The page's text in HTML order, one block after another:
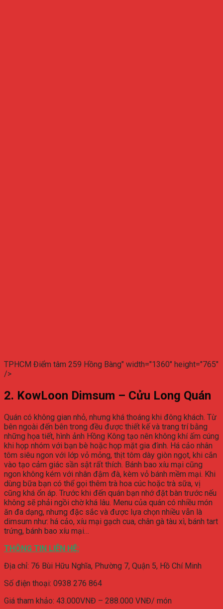
TPHCM Điểm tâm 259 Hồng Bàng" width="1360" height="765"
/>
2. KowLoon Dimsum – Cửu Long Quán
Quán có không gian nhỏ, nhưng khá thoáng khi đông khách. Từ
bên ngoài đến bên trong đều được thiết kế và trang trí bằng
những họa tiết, hình ảnh Hồng Kông tạo nên không khí ấm cúng
khi họp nhóm với bạn bè hoặc họp mặt gia đình. Há cảo nhân
tôm siêu ngon với lớp vỏ mỏng, thịt tôm dày giòn ngọt, khi cắn
vào tạo cảm giác sần sật rất thích. Bánh bao xíu mại cũng
ngon không kém với nhân đậm đà, kèm vỏ bánh mềm mại. Khi
dùng bữa bạn có thể gọi thêm trà hoa cúc hoặc trà sữa, vị
cũng khá ổn áp. Trước khi đến quán bạn nhớ đặt bàn trước nếu
không sẽ phải ngồi chờ khá lâu. Menu của quán có nhiều món
ăn đa dạng, nhưng đặc sắc và được lựa chọn nhiều vẫn là
dimsum như: há cảo, xíu mại gạch cua, chân gà tàu xì, bánh tart
trứng, bánh bao xíu mại…
THÔNG TIN LIÊN HỆ:
Địa chỉ: 76 Bùi Hữu Nghĩa, Phường 7, Quận 5, Hồ Chí Minh
Số điện thoại: 0938 276 864
Giá tham khảo: 43.000VNĐ – 288.000 VNĐ/ món